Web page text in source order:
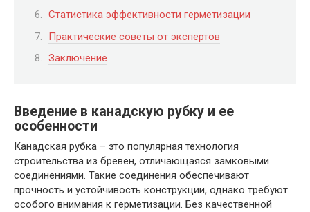
Статистика эффективности герметизации
Практические советы от экспертов
Заключение
Введение в канадскую рубку и ее
особенности
Канадская рубка – это популярная технология
строительства из бревен, отличающаяся замковыми
соединениями. Такие соединения обеспечивают
прочность и устойчивость конструкции, однако требуют
особого внимания к герметизации. Без качественной